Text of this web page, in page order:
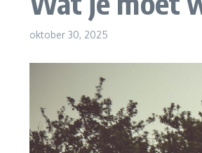
oktober 30, 2025